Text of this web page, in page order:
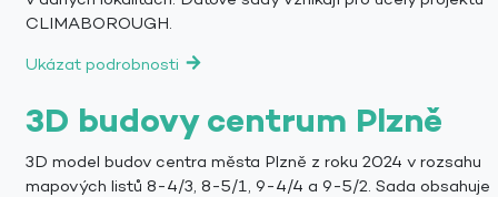
CLIMABOROUGH.
Ukázat podrobnosti
3D budovy centrum Plzně
3D model budov centra města Plzně z roku 2024 v rozsahu
mapových listů 8-4/3, 8-5/1, 9-4/4 a 9-5/2. Sada obsahuje